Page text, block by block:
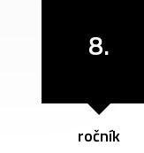
8.
ročník